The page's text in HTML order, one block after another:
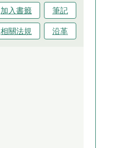
加入書籤
筆記
相關法規
沿革